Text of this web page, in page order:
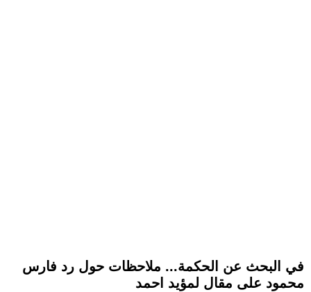
في البحث عن الحكمة... ملاحظات حول رد فارس
محمود على مقال لمؤيد احمد